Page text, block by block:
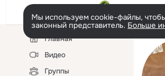
Мы используем cookie-файлы,
законный представитель. Больше
Левая
колонкаГлавная
Видео
Группы